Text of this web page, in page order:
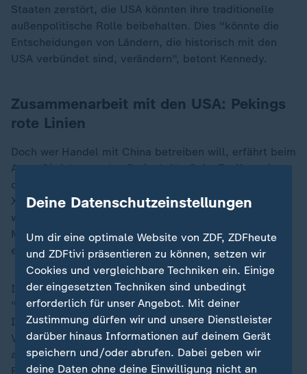
Staaten zerstört, die USA könnten ihre traditionelle
außenpolitische Rolle beibehalten. Dies "könnte die
Entscheidungen von Ländern, die historisch mit den
USA verbündet sind, verändern", betont Kennedy.
Zusammenarbeit mit den USA: Pekings
rote Linien
Doch wer Handel mit China betreiben will, erfährt beim
Apec-Gipfel auch den Preis dafür: Beim Treffen mit
dem scheidenden US-Präsidenten
Xi "vier rote Linien, die nicht auf die Probe gestellt
werden dürfen": die Taiwan-Frage, "Demokratie und
Menschenrechte", das politische System und -
erstmals genannt - Chinas Recht auf Entwicklung.
Im Klartext heißt das: Für China ist die sogenannte
"Wiedervereinigung" mit der demokratisch regierten
Insel Taiwan nur eine Frage der Zeit. Xi hatte in der
Vergangenheit bereits eine gewaltsame Invasion nicht
ausgeschlossen. China verbittet sich außerdem
Einmischungen in "bilaterale Streitigkeiten" im
Deine Datenschutzeinstellungen
Um dir eine optimale Website von ZDF, ZDFheute
und ZDFtivi präsentieren zu können, setzen wir
Cookies und vergleichbare Techniken ein. Einige
der eingesetzten Techniken sind unbedingt
erforderlich für unser Angebot. Mit deiner
Zustimmung dürfen wir und unsere Dienstleister
darüber hinaus Informationen auf deinem Gerät
speichern und/oder abrufen. Dabei geben wir
deine Daten ohne deine Einwilligung nicht an